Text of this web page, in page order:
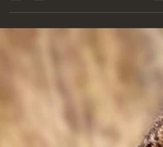
og vild natur skilles rejsen i to: forældre og børn